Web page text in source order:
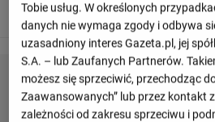
Nail Umyarov otrzymuje żółtą
Tobie usług. W określonych
danych nie wymaga zgody i odbywa
uzasadniony interes Gazeta.pl, jej
S.A. – lub Zaufanych Partnerów.
możesz się sprzeciwić, przechodząc
Zaawansowanych” lub przez kontakt
zależności od zakresu sprzeciwu i